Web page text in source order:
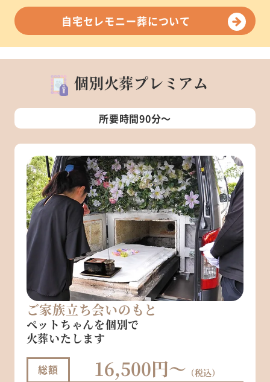
自宅セレモニー葬について
個別火葬プレミアム
所要時間90分～
ご家族立ち会いのもと
ペットちゃんを個別で
火葬いたします
総額 16,500円～ （税込）